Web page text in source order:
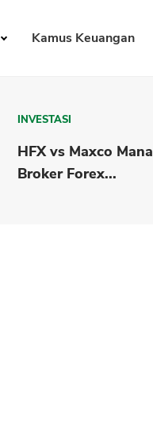
Kamus Keuangan
INVESTASI
HFX vs Maxco Mana
Broker Forex...